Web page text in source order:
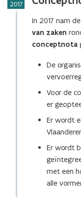
((
2017
In 2017 nam de
van zaken
conceptnota
De
Voor de
er
Er wordt
Er wordt
met een
alle